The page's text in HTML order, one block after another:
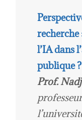
recherche
l’IA dans
publique ?
Prof.